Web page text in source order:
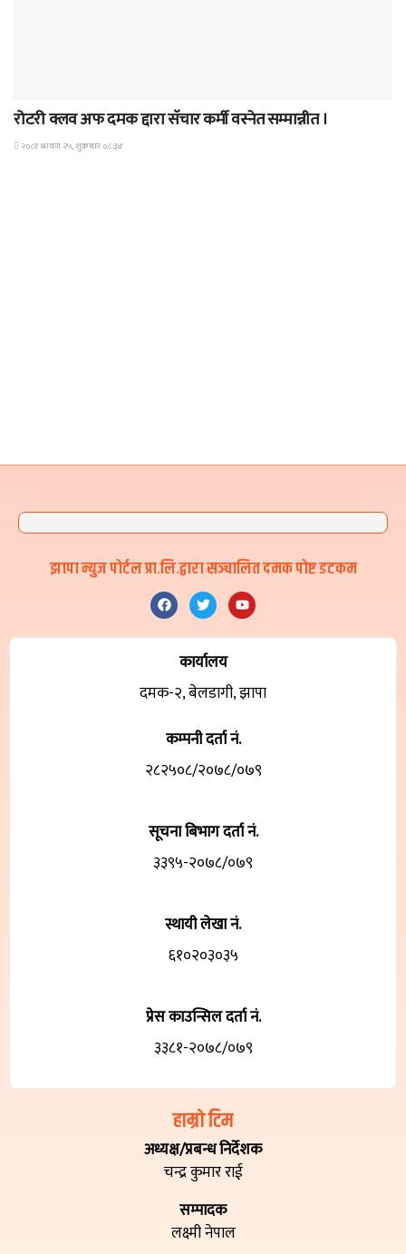
रोटरी क्लव अफ दमक द्दारा सॅचार कर्मी वस्नेत सम्मान्नीत ।
२०८१ श्रावण २५, शुक्रबार ०८:३४
झापा न्युज पोर्टल प्रा.लि.द्वारा सञ्चालित दमक पोष्ट डटकम
कार्यालय
दमक-२, बेलडागी, झापा
कम्पनी दर्ता नं.
२८२५०८/२०७८/०७९
सूचना बिभाग दर्ता नं.
३३९५-२०७८/०७९
स्थायी लेखा नं.
६१०२०३०३५
प्रेस काउन्सिल दर्ता नं.
३३८१-२०७८/०७९
हाम्रो टिम
अध्यक्ष/प्रबन्ध निर्देशक
चन्द्र कुमार राई
सम्पादक
लक्ष्मी नेपाल